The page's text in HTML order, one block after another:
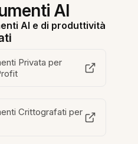
AI
AI e di produttività
Privata per
Crittografati per